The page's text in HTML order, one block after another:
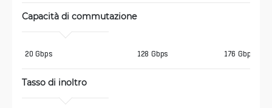
Capacità di commutazione
20 Gbps 128 Gbps 176 Gbps
Tasso di inoltro